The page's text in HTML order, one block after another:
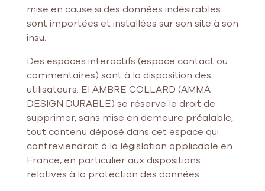
mise en cause si des données indésirables
sont importées et installées sur son site à son
insu.
Des espaces interactifs (espace contact ou
commentaires) sont à la disposition des
utilisateurs. EI AMBRE COLLARD (AMMA
DESIGN DURABLE) se réserve le droit de
supprimer, sans mise en demeure préalable,
tout contenu déposé dans cet espace qui
contreviendrait à la législation applicable en
France, en particulier aux dispositions
relatives à la protection des données.